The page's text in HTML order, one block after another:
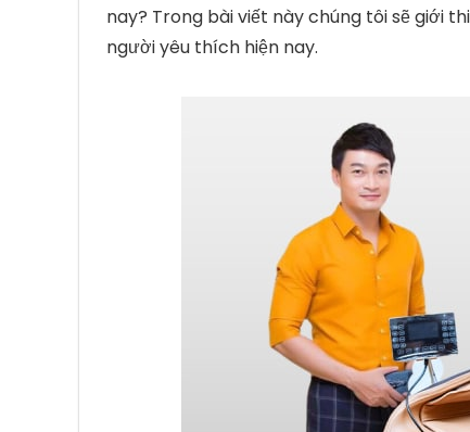
nay? Trong bài viết này chúng tôi sẽ giới
người yêu thích hiện nay.